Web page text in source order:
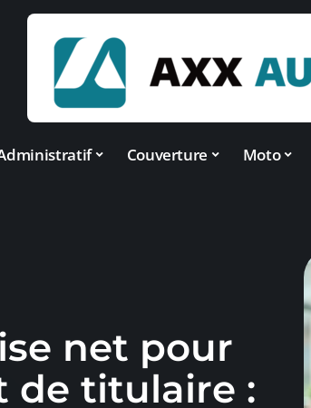
Couverture Moto
net pour
de titulaire :